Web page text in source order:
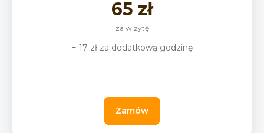
65 zł
za wizytę
+ 17 zł za dodatkową godzinę
Zamów